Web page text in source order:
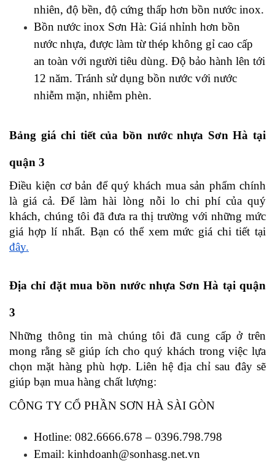
nhiên, độ bền, độ cứng thấp hơn bồn nước inox.
Bồn nước inox Sơn Hà: Giá nhỉnh hơn bồn
nước nhựa, được làm từ thép không gỉ cao cấp
an toàn với người tiêu dùng. Độ bảo hành lên tới
12 năm. Tránh sử dụng bồn nước với nước
nhiễm mặn, nhiễm phèn.
Bảng giá chi tiết của bồn nước nhựa Sơn Hà tại
quận 3
Điều kiện cơ bản để quý khách mua sản phẩm chính
là giá cả. Để làm hài lòng nỗi lo chi phí của quý
khách, chúng tôi đã đưa ra thị trường với những mức
đây.
Địa chỉ đặt mua bồn nước nhựa Sơn Hà tại quận
3
Những thông tin mà chúng tôi đã cung cấp ở trên
mong rằng sẽ giúp ích cho quý khách trong việc lựa
chọn mặt hàng phù hợp. Liên hệ địa chỉ sau đây sẽ
giúp bạn mua hàng chất lượng:
CÔNG TY CỔ PHẦN SƠN HÀ SÀI GÒN
Hotline: 082.6666.678 – 0396.798.798
Email: kinhdoanh@sonhasg.net.vn